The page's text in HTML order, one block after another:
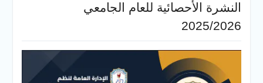
النشرة الأحصائية للعام الجامعي
2025/2026